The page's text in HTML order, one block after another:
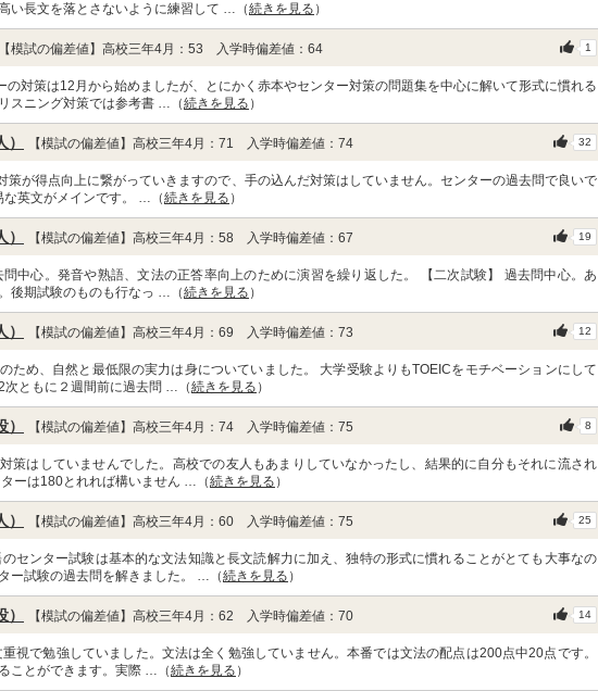
い長文を落とさないように練習して …（続きを見る ）
【模試の偏差値】高校三年4月：53 入学時偏差値：64 1
の対策は12月から始めましたが、とにかく赤本やセンター対策の問題集を中心に解いて形式に慣れる
スニング対策では参考書 …（続きを見る ）
【模試の偏差値】高校三年4月：71 入学時偏差値：74 32
策が得点向上に繋がっていきますので、手の込んだ対策はしていません。センターの過去問で良いで
な英文がメインです。 …（続きを見る ）
【模試の偏差値】高校三年4月：58 入学時偏差値：67 19
問中心。発音や熟語、文法の正答率向上のために演習を繰り返した。 【二次試験】 過去問中心。あ
後期試験のものも行なっ …（続きを見る ）
【模試の偏差値】高校三年4月：69 入学時偏差値：73 12
ため、自然と最低限の実力は身についていました。 大学受験よりもTOEICをモチベーションにして
次ともに２週間前に過去問 …（続きを見る ）
【模試の偏差値】高校三年4月：74 入学時偏差値：75 8
策はしていませんでした。高校での友人もあまりしていなかったし、結果的に自分もそれに流され
ーは180とれれば構いません …（続きを見る ）
【模試の偏差値】高校三年4月：60 入学時偏差値：75 25
のセンター試験は基本的な文法知識と長文読解力に加え、独特の形式に慣れることがとても大事なの
ー試験の過去問を解きました。 …（続きを見る ）
【模試の偏差値】高校三年4月：62 入学時偏差値：70 14
重視で勉強していました。文法は全く勉強していません。本番では文法の配点は200点中20点です。
ことができます。実際 …（続きを見る ）